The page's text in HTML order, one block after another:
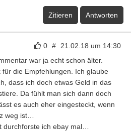
Zitieren Antworten
0 # 21.02.18 um 14:30
war ja echt schon älter.
für die Empfehlungen. Ich glaube
dass ich doch etwas Geld in das
Da fühlt man sich dann doch
es auch eher eingesteckt, wenn
weg ist…
durchforste ich ebay mal…